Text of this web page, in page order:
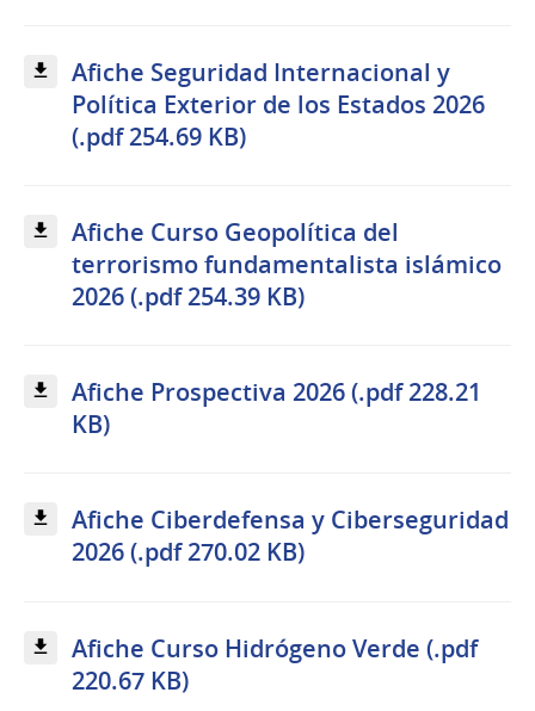
Afiche Seguridad Internacional y
Política Exterior de los Estados 2026
(.pdf 254.69 KB)
Afiche Curso Geopolítica del
terrorismo fundamentalista islámico
2026 (.pdf 254.39 KB)
Afiche Prospectiva 2026 (.pdf 228.21
KB)
Afiche Ciberdefensa y Ciberseguridad
2026 (.pdf 270.02 KB)
Afiche Curso Hidrógeno Verde (.pdf
220.67 KB)